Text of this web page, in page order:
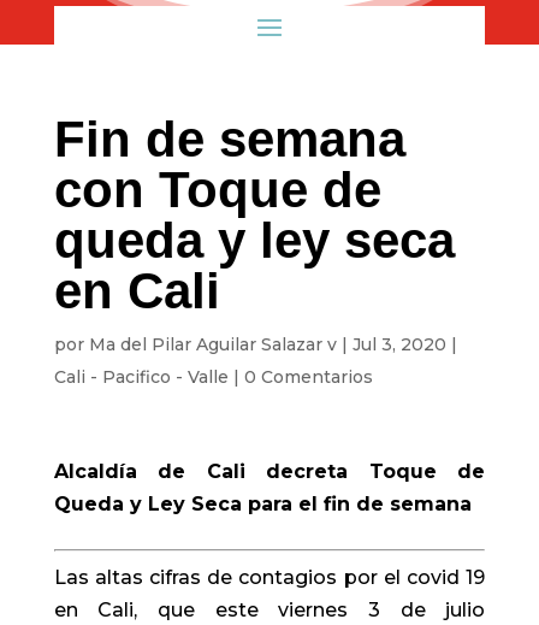
Fin de semana
con Toque de
queda y ley seca
en Cali
por Ma del Pilar Aguilar Salazar v| Jul 3, 2020 |
Cali - Pacifico - Valle | 0 Comentarios
Alcaldía de Cali decreta Toque de
Queda y Ley Seca para el fin de semana
Las altas cifras de contagios por el covid 19
en Cali, que este viernes 3 de julio